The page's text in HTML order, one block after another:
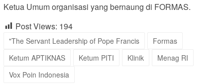
Ketua Umum organisasi yang bernaung di FORMAS.
Post Views: 194
"The Servant Leadership of Pope Francis
Formas
Ketum APTIKNAS
Ketum PITI Klinik
Menag RI
Vox Poin Indonesia